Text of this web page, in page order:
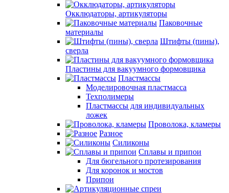
Окклюдаторы, артикуляторы
Паковочные
материалы
Штифты (пины),
сверла
Пластины для вакуумного формовщика
Пластмассы
Моделировочная пластмасса
Техполимеры
Пластмассы для индивидуальных
ложек
Проволока, кламеры
Разное
Силиконы
Сплавы и припои
Для бюгельного протезирования
Для коронок и мостов
Припои